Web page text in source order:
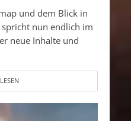
und dem Blick in
nun endlich im
neue Inhalte und